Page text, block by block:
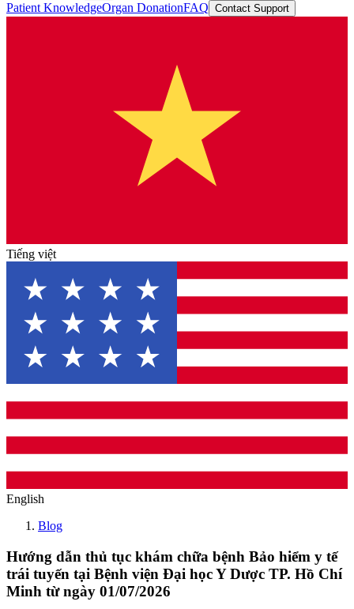
Patient KnowledgeOrgan DonationFAQ Contact Support
Tiếng việt
English
Blog
Hướng dẫn thủ tục khám chữa bệnh Bảo hiểm y tế
trái tuyến tại Bệnh viện Đại học Y Dược TP. Hồ Chí
Minh từ ngày 01/07/2026